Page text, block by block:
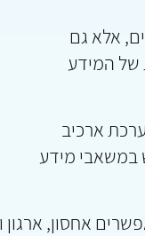
אלא גם
של המידע
ארכיב
במשאבי מידע
אחסון,